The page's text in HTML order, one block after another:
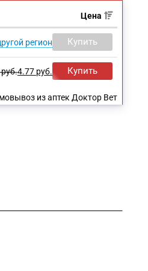
Цена
регион Купить
руб.4.77 руб. Купить
из аптек Доктор Вет